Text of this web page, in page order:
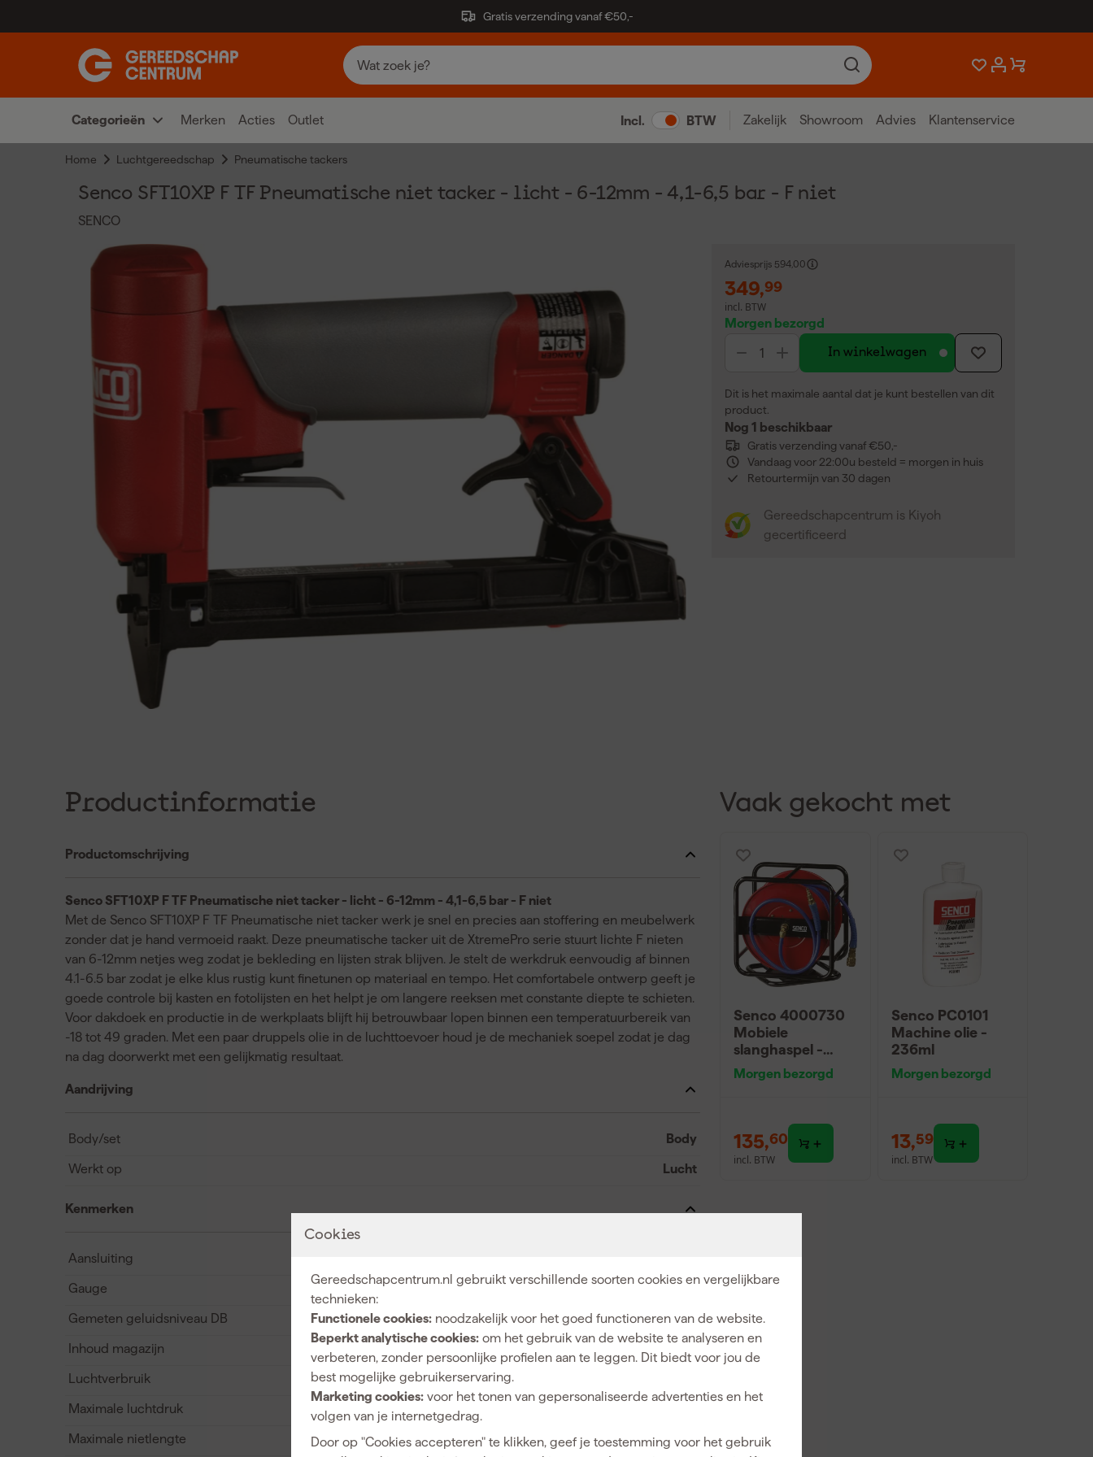
Gratis verzending vanaf €50,-
Categorieën Merken Acties Outlet Incl. BTW Zakelijk Showroom Advies Klantenservice
Home Luchtgereedschap Pneumatische tackers
Cookies
Gereedschapcentrum.nl gebruikt verschillende soorten cookies en vergelijkbare
technieken:
Functionele cookies: noodzakelijk voor het goed functioneren van de website.
Beperkt analytische cookies: om het gebruik van de website te analyseren en
verbeteren, zonder persoonlijke profielen aan te leggen. Dit biedt voor jou de
best mogelijke gebruikerservaring.
Marketing cookies: voor het tonen van gepersonaliseerde advertenties en het
volgen van je internetgedrag.
Door op "Cookies accepteren" te klikken, geef je toestemming voor het gebruik
Senco SFT10XP F TF Pneumatische niet tacker - licht - 6-12mm - 4,1-6,5 bar - F niet
SENCO
Adviesprijs 594,00
349,99
incl. BTW
Morgen bezorgd
In winkelwagen
Dit is het maximale aantal dat je kunt bestellen van dit
product.
Nog 1 beschikbaar
Gratis verzending vanaf €50,-
Vandaag voor 22:00u besteld = morgen in huis
Retourtermijn van 30 dagen
Gereedschapcentrum is Kiyoh
gecertificeerd
Productinformatie
Productomschrijving
Senco SFT10XP F TF Pneumatische niet tacker - licht - 6-12mm - 4,1-6,5 bar - F niet
Met de Senco SFT10XP F TF Pneumatische niet tacker werk je snel en precies aan stoffering en meubelwerk
zonder dat je hand vermoeid raakt. Deze pneumatische tacker uit de XtremePro serie stuurt lichte F nieten
van 6-12mm netjes weg zodat je bekleding en lijsten strak blijven. Je stelt de werkdruk eenvoudig af binnen
4.1-6.5 bar zodat je elke klus rustig kunt finetunen op materiaal en tempo. Het comfortabele ontwerp geeft je
goede controle bij kasten en fotolijsten en het helpt je om langere reeksen met constante diepte te schieten.
Voor dakdoek en productie in de werkplaats blijft hij betrouwbaar lopen binnen een temperatuurbereik van
-18 tot 49 graden. Met een paar druppels olie in de luchttoevoer houd je de mechaniek soepel zodat je dag
na dag doorwerkt met een gelijkmatig resultaat.
Aandrijving
Body/set Body
Werkt op Lucht
Kenmerken
Aansluiting
Gauge 20
Gemeten geluidsniveau DB 92 dB
Inhoud magazijn
Luchtverbruik
Maximale luchtdruk
Maximale nietlengte 16 mm
Vaak gekocht met
Senco 4000730
Mobiele
slanghaspel -
8mm x 30m
Morgen bezorgd
135,60
incl. BTW
Senco PC0101
Machine olie -
236ml
Morgen bezorgd
13,59
incl. BTW